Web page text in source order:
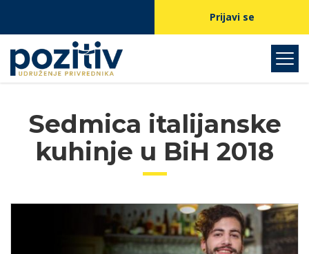
Prijavi se
Sedmica italijanske
kuhinje u BiH 2018